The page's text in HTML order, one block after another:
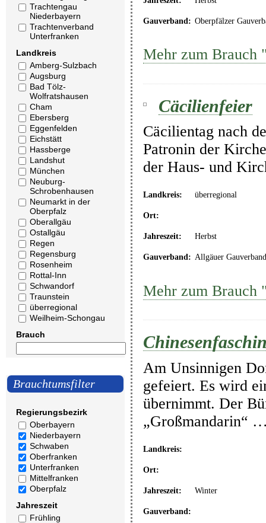
Trachtengau
Niederbayern
Trachtenverband
Unterfranken
Landkreis
Amberg-Sulzbach
Augsburg
Bad Tölz-
Wolfratshausen
Cham
Ebersberg
Eggenfelden
Eichstätt
Hassberge
Landshut
München
Neuburg-
Schrobenhausen
Neumarkt in der
Oberpfalz
Oberallgäu
Ostallgäu
Regen
Regensburg
Rosenheim
Rottal-Inn
Schwandorf
Traunstein
überregional
Weilheim-Schongau
Brauch
Brauchtumsfilter
Regierungsbezirk
Oberbayern
Niederbayern
Schwaben
Oberfranken
Unterfranken
Mittelfranken
Oberpfalz
Jahreszeit
Frühling
Gauverband: Oberpfälzer
Mehr zum Brauch
Cäcilienfeier
Cäcilientag nach
Patronin der
der Haus- und
Landkreis: überregional
Ort:
Jahreszeit: Herbst
Gauverband: Allgäuer Gauverband
Mehr zum Brauch
Am Unsinnigen
gefeiert. Es wird
übernimmt. Der
„Großmandarin“
Landkreis:
Ort:
Jahreszeit: Winter
Gauverband: